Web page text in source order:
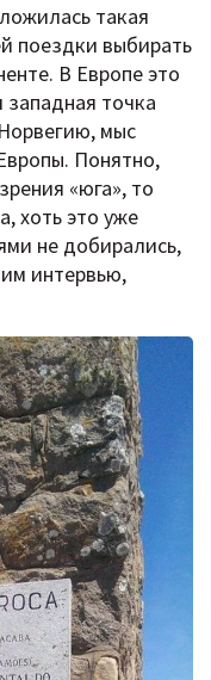
такая
поездки выбирать
В Европе это
точка
мыс
Понятно,
«юга», то
хоть это уже
не добирались,
интервью,